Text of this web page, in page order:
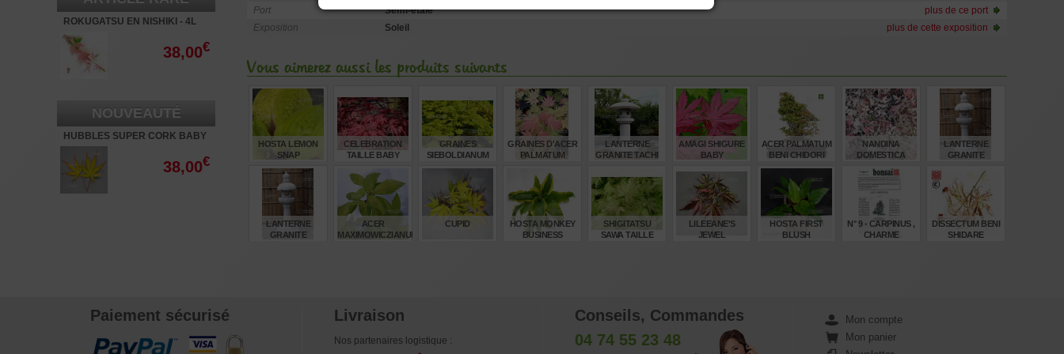
ROKUGATSU EN NISHIKI - 4L
38,00€
NOUVEAUTÉ
HUBBLES SUPER CORK BABY
- 3L
38,00€
Port
Semi-étalé
plus de ce port
Exposition
Soleil plus de cette exposition
Vous aimerez aussi les produits suivants
HOSTA LEMON
SNAP
14,00
CELEBRATION
TAILLE BABY
55,00€
GRAINES
SIEBOLDIANUM
8,00€
GRAINES D'ACER
PALMATUM
8,00 €
LANTERNE
GRANITE TACHI
5.280,00 €
AMAGI SHIGURE
BABY
38,00€
ACER PALMATUM
BENI CHIDORI
3.290,00 €
NANDINA
DOMESTICA
16,50
LANTERNE
GRANITE
150 CM
880,00€
LANTERNE
GRANITE
ACER
MAXIMOWICZIANUM
CUPID
HOSTA MONKEY
BUSINESS
SHIGITATSU
SAWA TAILLE
LILEEANE'S
JEWEL
HOSTA FIRST
BLUSH
N° 9 - CARPINUS ,
CHARME
DISSECTUM BENI
SHIDARE
Paiement sécurisé Livraison
Nos partenaires logistique :
Conseils, Commandes
04 74 55 23 48
Mon compte
Mon panier